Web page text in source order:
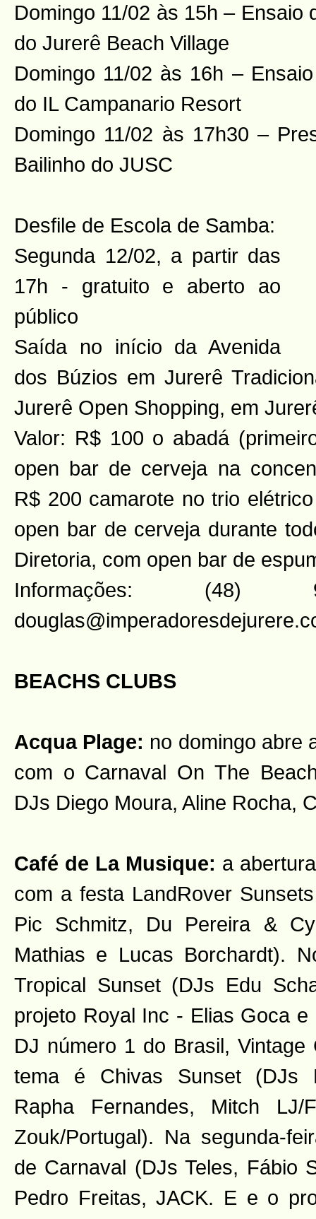
Domingo 11/02 às 15h – Ensaio
do Jurerê Beach Village
Domingo 11/02 às 16h –
do IL Campanario Resort
Domingo 11/02 às 17h30 –
Bailinho do JUSC
Desfile de Escola de Samba:
Segunda 12/02, a partir das
17h - gratuito e aberto ao
público
Saída no início da Avenida
dos Búzios em Jurerê
Jurerê Open Shopping, em
Valor: R$ 100 o abadá
open bar de cerveja na
R$ 200 camarote no trio
open bar de cerveja durante
Diretoria, com open bar de
Informações: (48)
BEACHS CLUBS
Acqua Plage: no domingo abre
com o Carnaval On The
DJs Diego Moura, Aline Rocha,
Café de La Musique: a
com a festa LandRover
Pic Schmitz, Du Pereira &
Mathias e Lucas Borchardt).
Tropical Sunset (DJs Edu
projeto Royal Inc - Elias Goca
DJ número 1 do Brasil, Vintage
tema é Chivas Sunset (DJs
Rapha Fernandes, Mitch
Zouk/Portugal). Na segunda-
de Carnaval (DJs Teles, Fábio
Pedro Freitas, JACK. E e o